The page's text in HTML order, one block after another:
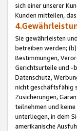
sich einer unserer
Kunden mitteilen,
Sie gewährleisten
betreiben werden;
Bestimmungen,
Gerichtsurteile und -
Datenschutz,
nicht geschäftsfähig
Zusicherungen,
teilnehmen und
unterliegen, in dem
amerikanische